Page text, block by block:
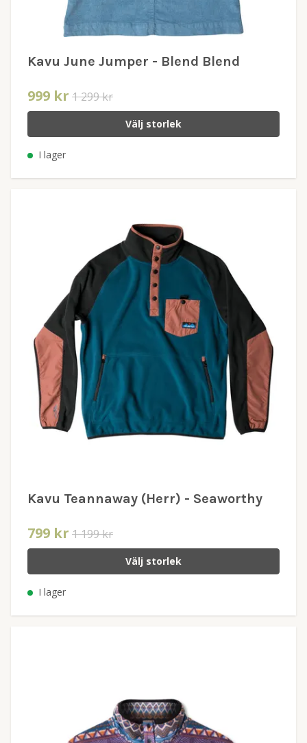
Kavu June Jumper - Blend Blend
999 kr 1 299 kr
Välj storlek
I lager
Kavu Teannaway (Herr) - Seaworthy
799 kr 1 199 kr
Välj storlek
I lager